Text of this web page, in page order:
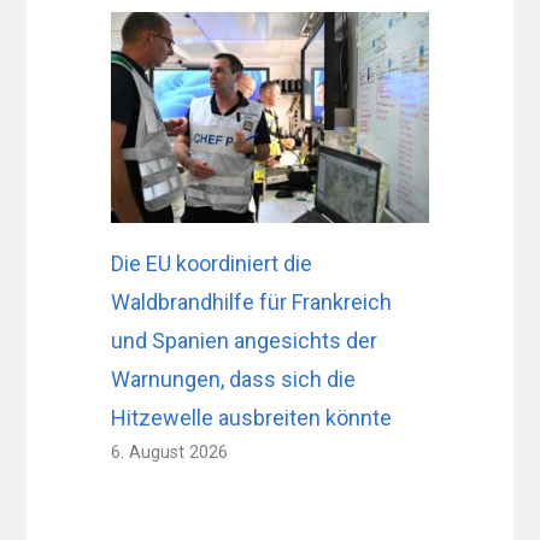
Die EU koordiniert die
Waldbrandhilfe für Frankreich
und Spanien angesichts der
Warnungen, dass sich die
Hitzewelle ausbreiten könnte
6. August 2026